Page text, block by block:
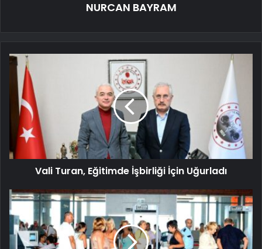
NURCAN BAYRAM
Vali Turan, Eğitimde İşbirliği İçin Uğurladı